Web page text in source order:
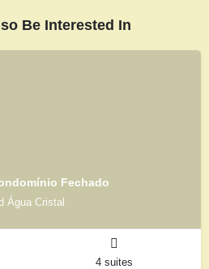
Be Interested In
Fechado
Água Cristal
4 suites